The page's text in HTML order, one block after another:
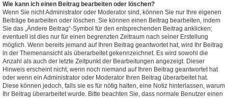
Wie kann ich einen Beitrag bearbeiten oder löschen?
Wenn Sie nicht Administrator oder Moderator sind, können Sie nur Ihre eigenen
Beiträge bearbeiten oder löschen. Sie können einen Beitrag bearbeiten, indem
Sie das „Ändere Beitrag“-Symbol für den entsprechenden Beitrag anklicken;
eventuell ist dies nur für einen begrenzten Zeitraum nach seiner Erstellung
möglich. Wenn bereits jemand auf Ihren Beitrag geantwortet hat, wird Ihr Beitrag
in der Themenansicht als überarbeitet gekennzeichnet. Es wird sowohl die
Anzahl als auch der letzte Zeitpunkt der Bearbeitungen angezeigt. Dieser
Hinweis erscheint nicht, wenn noch niemand auf Ihren Beitrag geantwortet hat
oder wenn ein Administrator oder Moderator Ihren Beitrag überarbeitet hat.
Diese können jedoch, falls sie es für nötig halten, eine Notiz hinterlassen, warum
Ihr Beitrag überarbeitet wurde. Bitte beachten Sie, dass normale Benutzer einen